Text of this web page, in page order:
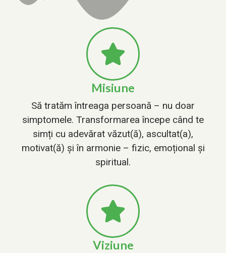
Misiune
Să tratăm întreaga persoană – nu doar
simptomele. Transformarea începe când te
simți cu adevărat văzut(ă), ascultat(a),
motivat(ă) și în armonie – fizic, emoțional și
spiritual.
Viziune